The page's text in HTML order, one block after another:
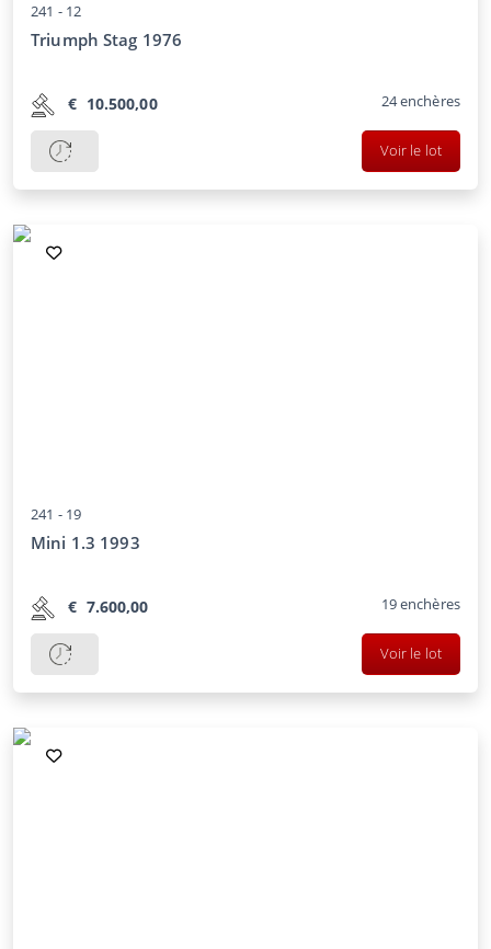
241 - 12
Triumph Stag 1976
€ 10.500,00 24enchères
Voir le lot
241 - 19
Mini 1.3 1993
€ 7.600,00 19enchères
Voir le lot